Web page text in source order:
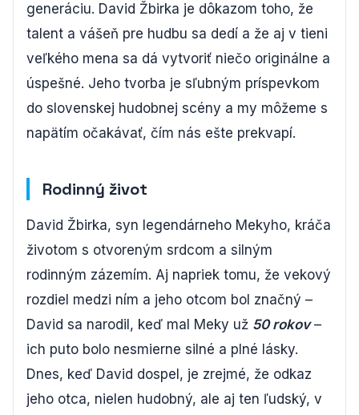
generáciu. David Žbirka je dôkazom toho, že
talent a vášeň pre hudbu sa dedí a že aj v tieni
veľkého mena sa dá vytvoriť niečo originálne a
úspešné. Jeho tvorba je sľubným príspevkom
do slovenskej hudobnej scény a my môžeme s
napätím očakávať, čím nás ešte prekvapí.
Rodinný život
David Žbirka, syn legendárneho Mekyho, kráča
životom s otvoreným srdcom a silným
rodinným zázemím. Aj napriek tomu, že vekový
rozdiel medzi ním a jeho otcom bol značný –
David sa narodil, keď mal Meky už 50 rokov–
ich puto bolo nesmierne silné a plné lásky.
Dnes, keď David dospel, je zrejmé, že odkaz
jeho otca, nielen hudobný, ale aj ten ľudský, v